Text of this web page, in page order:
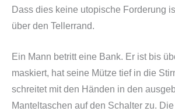
Dass dies keine utopische Forderung
über den Tellerrand.
Ein Mann betritt eine Bank. Er ist bis
maskiert, hat seine Mütze tief in die
schreitet mit den Händen in den
Manteltaschen auf den Schalter zu.